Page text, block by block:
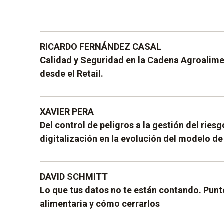
RICARDO FERNÁNDEZ CASAL
Calidad y Seguridad en la Cadena
desde el Retail.
Agroalimentaria y Sostenibilidad. Además de
Europea del Máster de Sostenibilidad,
para consolidarse como activos estratégicos
En el contexto actual, la excelencia operativa
como una palanca de competitividad y
rol de los responsables de calidad evoluciona
XAVIER PERA
Del control de peligros a la gestión del
digitalización en la evolución del modelo
Seguridad Alimentaria por la UAB y Master en
sector alimentario por la UB.
DAVID SCHMITT
Lo que tus datos no te están contando.
alimentaria y cómo cerrarlos